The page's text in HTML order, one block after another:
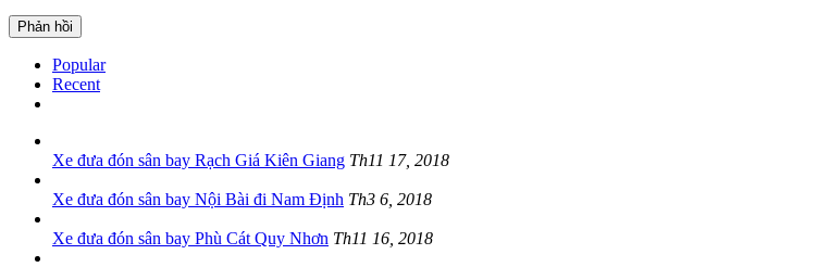
Popular
Recent
Xe đưa đón sân bay Rạch Giá Kiên Giang Th11 17, 2018
Xe đưa đón sân bay Nội Bài đi Nam Định Th3 6, 2018
Xe đưa đón sân bay Phù Cát Quy Nhơn Th11 16, 2018